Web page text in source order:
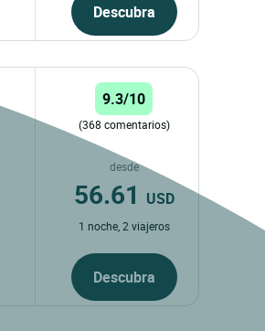
Descubra
9.3/10
(368 comentarios)
desde
56.61 USD
1 noche, 2 viajeros
Descubra